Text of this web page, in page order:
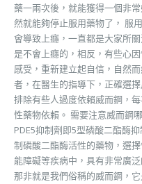
藥一兩次後，就能獲得一個非
然就能夠停止服用藥物了， 服
會導致上癮，一直都是大家所
是不會上癮的，相反，有些心
感受，重新建立起自信，自然
者，在醫生的指導下，正確選
排除有些人過度依賴威而鋼，
性藥物依賴。 需要注意威而鋼
PDE5抑制劑即5型磷酸二酯酶
制磷酸二酯酶活性的藥物，選
能障礙等疾病中，具有非常廣
那非就是我們俗稱的威而鋼，